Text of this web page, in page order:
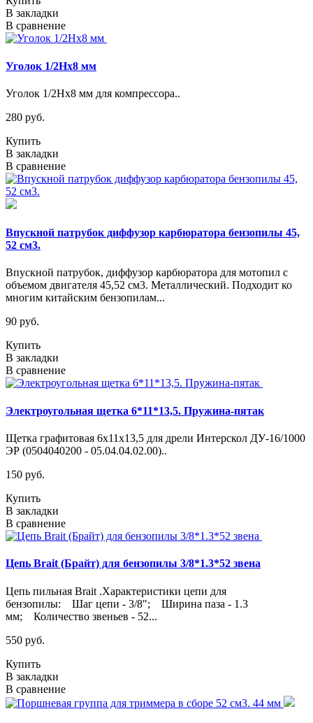
В закладки
В сравнение
Уголок 1/2Нх8 мм
Уголок 1/2Нх8 мм для компрессора..
280 руб.
Купить
В закладки
В сравнение
Впускной патрубок диффузор карбюратора бензопилы 45,
52 см3.
Впускной патрубок, диффузор карбюратора для мотопил с
объемом двигателя 45,52 см3. Металлический. Подходит ко
многим китайским бензопилам...
90 руб.
Купить
В закладки
В сравнение
Электроугольная щетка 6*11*13,5. Пружина-пятак
Щетка графитовая 6х11х13,5 для дрели Интерскол ДУ-16/1000
ЭР (0504040200 - 05.04.04.02.00)..
150 руб.
Купить
В закладки
В сравнение
Цепь Brait (Брайт) для бензопилы 3/8*1.3*52 звена
Цепь пильная Brait .Характеристики цепи для
бензопилы: Шаг цепи - 3/8"; Ширина паза - 1.3
мм; Количество звеньев - 52...
550 руб.
Купить
В закладки
В сравнение